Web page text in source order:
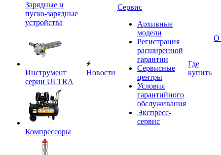
Зарядные и
пуско-зарядные
устройства
Инструмент
серии ULTRA
Компрессоры
Новости
Сервис
Архивные
модели
Регистрация
расширенной
гарантии
Сервисные
центры
Условия
гарантийного
обслуживания
Экспресс-
сервис
Где
купить
О